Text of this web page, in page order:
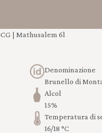
| Mathusalem 6l
Denominazione
Brunello di
Alcol
15%
Temperatura di
16/18 °C